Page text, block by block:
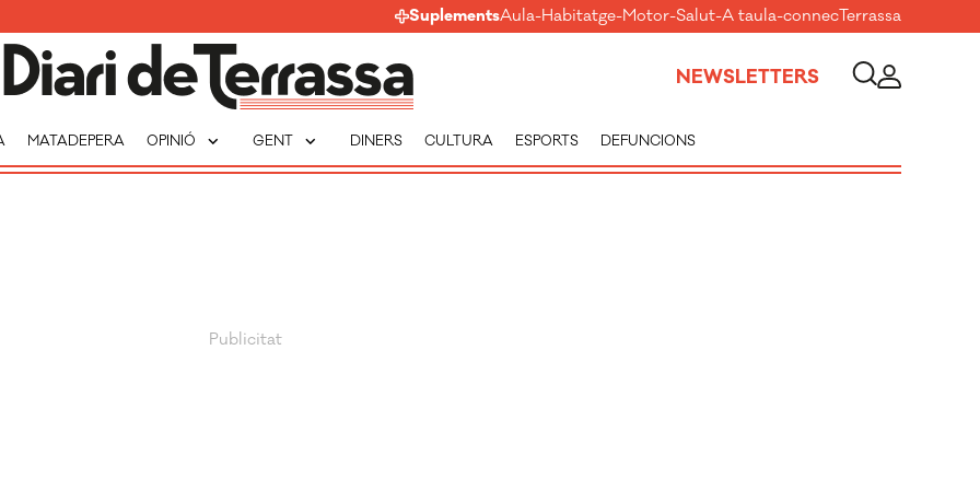
SuplementsAula-Habitatge-Motor-Salut-A taula-connecTerrassa
NEWSLETTERS
MATADEPERA OPINIÓ expand_more GENT expand_more DINERS CULTURA ESPORTS DEFUNCIONS